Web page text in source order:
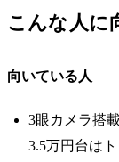
こんな人に
向いている人
3眼カメラ搭
3.5万円台は